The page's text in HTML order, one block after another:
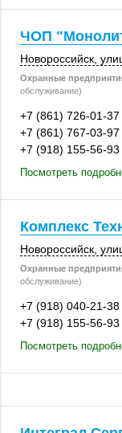
ЧОП
Новороссийск
Охранные
обслуживание)
+7 (861) 726-01-37
+7 (861) 767-03-97
+7 (918) 155-56-93
Посмотреть
Комплекс
Новороссийск
Охранные
обслуживание)
+7 (918) 040-21-38
+7 (918) 155-56-93
Посмотреть